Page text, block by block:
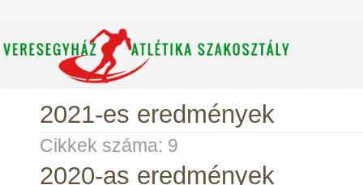
2021-es eredmények
Cikkek száma: 9
2020-as eredmények